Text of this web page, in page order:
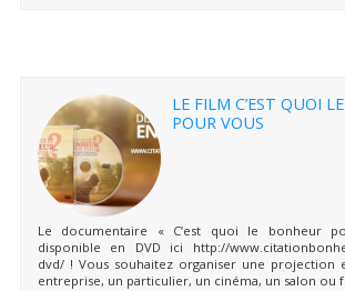
LE FILM C’EST QUOI
POUR VOUS
Le documentaire « C’est quoi le bonheur
disponible en DVD ici http://
dvd/ ! Vous souhaitez organiser une projection
entreprise, un particulier, un cinéma, un salon ou